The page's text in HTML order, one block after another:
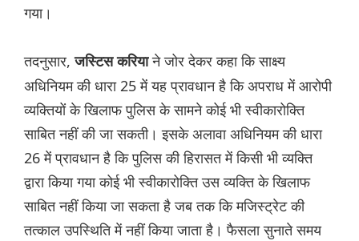
गया।
तदनुसार,जस्टिस करियाने जोर देकर कहा कि साक्ष्य
अधिनियम की धारा 25 में यह प्रावधान है कि अपराध में आरोपी
व्यक्तियों के खिलाफ पुलिस के सामने कोई भी स्वीकारोक्ति
साबित नहीं की जा सकती। इसके अलावा अधिनियम की धारा
26 में प्रावधान है कि पुलिस की हिरासत में किसी भी व्यक्ति
द्वारा किया गया कोई भी स्वीकारोक्ति उस व्यक्ति के खिलाफ
साबित नहीं किया जा सकता है जब तक कि मजिस्ट्रेट की
तत्काल उपस्थिति में नहीं किया जाता है। फैसला सुनाते समय